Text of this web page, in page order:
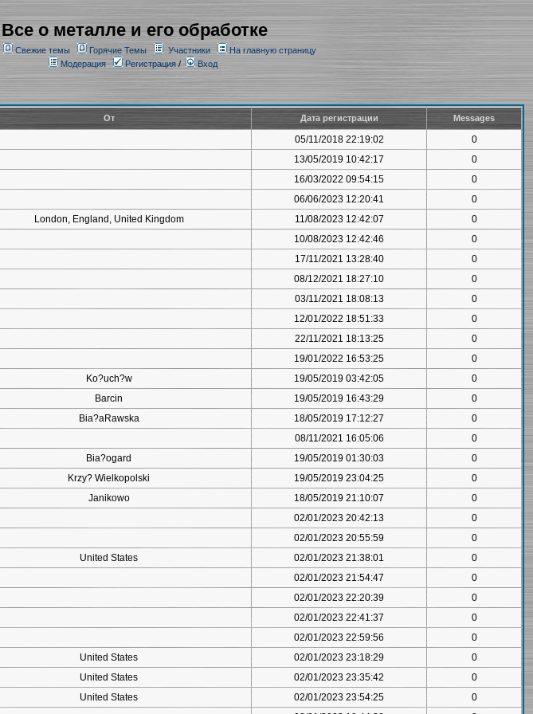
Все о металле и его обработке
Свежие темы Горячие Темы Участники
На главную страницу
Модерация
Регистрация/ Вход
От Дата регистрации Messages
05/11/2018 22:19:02
0
13/05/2019 10:42:17
0
16/03/2022 09:54:15
0
06/06/2023 12:20:41
0
London, England, United Kingdom 11/08/2023 12:42:07
0
10/08/2023 12:42:46
0
17/11/2021 13:28:40
0
08/12/2021 18:27:10
0
03/11/2021 18:08:13
0
12/01/2022 18:51:33
0
22/11/2021 18:13:25
0
19/01/2022 16:53:25
0
Ko?uch?w 19/05/2019 03:42:05
0
Barcin 19/05/2019 16:43:29
0
Bia?aRawska 18/05/2019 17:12:27
0
08/11/2021 16:05:06
0
Bia?ogard 19/05/2019 01:30:03
0
Krzy? Wielkopolski 19/05/2019 23:04:25
0
Janikowo 18/05/2019 21:10:07
0
02/01/2023 20:42:13
0
02/01/2023 20:55:59
0
United States 02/01/2023 21:38:01
0
02/01/2023 21:54:47
0
02/01/2023 22:20:39
0
02/01/2023 22:41:37
0
02/01/2023 22:59:56
0
United States 02/01/2023 23:18:29
0
United States 02/01/2023 23:35:42
0
United States 02/01/2023 23:54:25
0